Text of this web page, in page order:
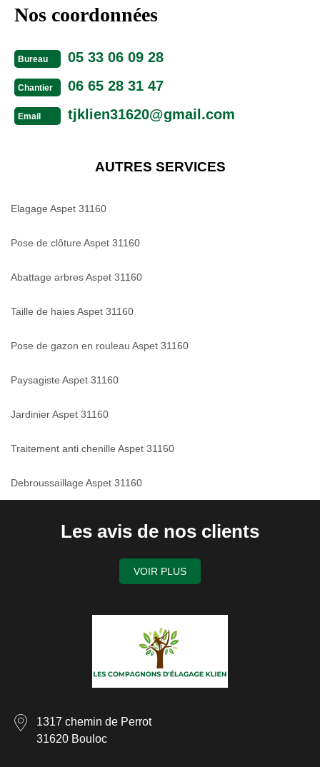
Nos coordonnées
Bureau 05 33 06 09 28
Chantier 06 65 28 31 47
Email tjklien31620@gmail.com
AUTRES SERVICES
Elagage Aspet 31160
Pose de clôture Aspet 31160
Abattage arbres Aspet 31160
Taille de haies Aspet 31160
Pose de gazon en rouleau Aspet 31160
Paysagiste Aspet 31160
Jardinier Aspet 31160
Traitement anti chenille Aspet 31160
Debroussaillage Aspet 31160
Les avis de nos clients
VOIR PLUS
1317 chemin de Perrot
31620 Bouloc